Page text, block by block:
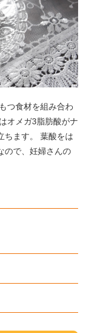
つ食材を組み合わ
オメガ3脂肪酸がナ
ちます。 葉酸をは
ので、妊婦さんの